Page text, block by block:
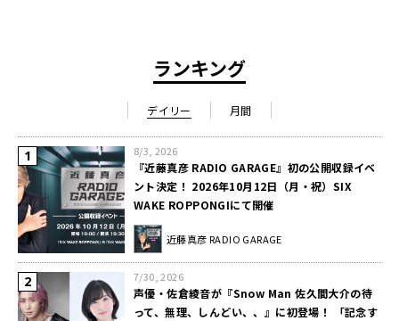
ランキング
デイリー 月間
8/3, 2026
『近藤真彦 RADIO GARAGE』初の公開収録イベ
ント決定！ 2026年10月12日（月・祝）SIX
WAKE ROPPONGIにて開催
近藤真彦 RADIO GARAGE
7/30, 2026
声優・佐倉綾音が『Snow Man 佐久間大介の待
って、無理、しんどい、、』に初登場！ 「記念す